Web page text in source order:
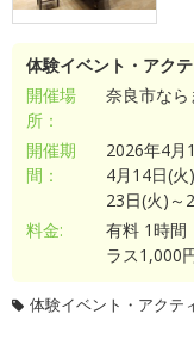
体験イベント・アク
開催場
所：
奈良市な
開催期
間：
2026年4月
4月14日(
23日(火)～
料金:
有料 1時
ラス1,000
体験イベント・アクテ